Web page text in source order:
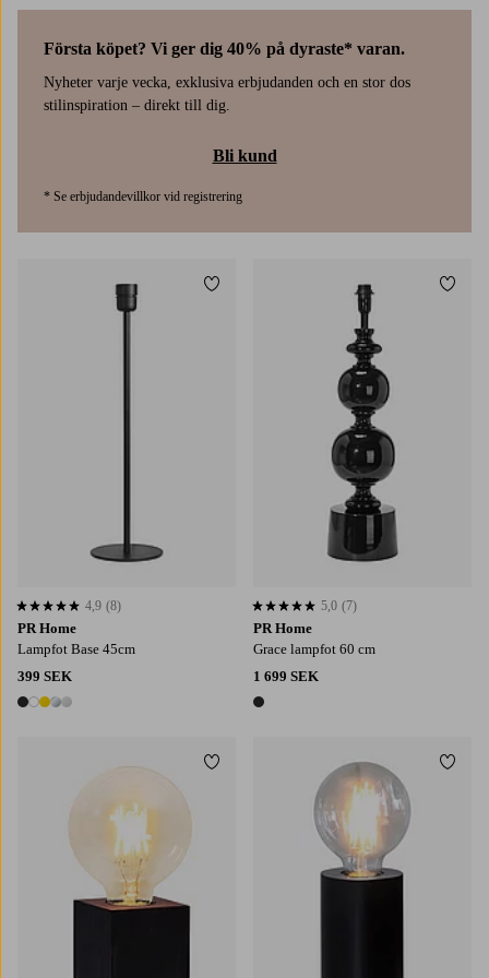
Första köpet? Vi ger dig 40% på dyraste* varan.
Nyheter varje vecka, exklusiva erbjudanden och en stor dos
stilinspiration – direkt till dig.
Bli kund
* Se erbjudandevillkor vid registrering
PR Home
Lampfot Base 45cm
399 SEK
5 färger
4,9 baserat på 8 st betyg
4,9 (8)
Lägg till i favoriter
PR Home
Grace lampfot 60 cm
1 699 SEK
1 färg
5,0 baserat på 7 st betyg
5,0 (7)
Lägg till i favoriter